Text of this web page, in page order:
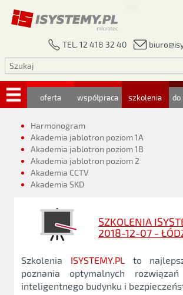
TEL. 12 418 32 40
oferta współpraca szkolenia do
Harmonogram
Akademia jablotron poziom 1A
Akademia jablotron poziom 1B
Akademia jablotron poziom 2
Akademia CCTV
Akademia SKD
SZKOLENIA
2018-12-07 -
Szkolenia ISYSTEMY.PLto
poznania optymalnych
inteligentnego budynku i